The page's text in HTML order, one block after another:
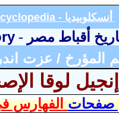
- أنسكلوبيديا
أقباط مصر-
المؤرخ / عزت
لوقا
صفحاتالفهارس